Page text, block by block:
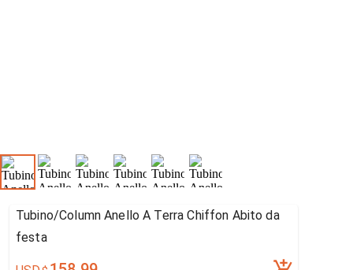
Tubino/Column Anello A Terra Chiffon Abito da
festa